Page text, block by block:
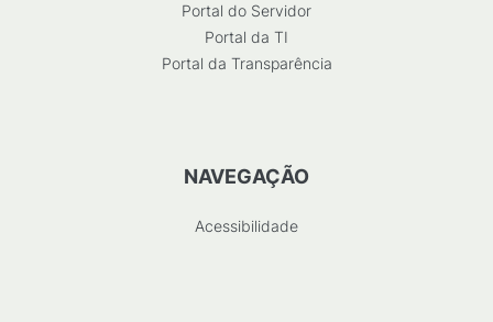
Portal do Servidor
Portal da TI
Portal da Transparência
NAVEGAÇÃO
Acessibilidade